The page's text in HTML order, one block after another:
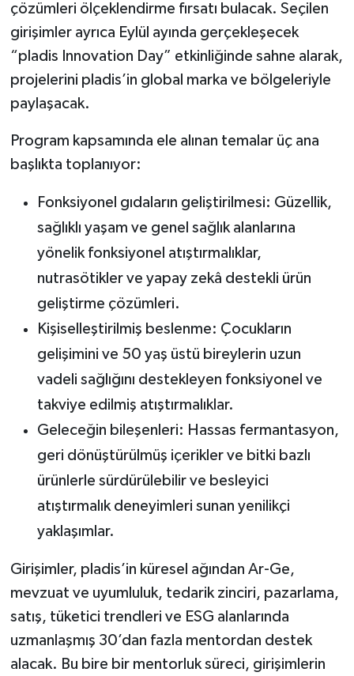
çözümleri ölçeklendirme fırsatı bulacak. Seçilen
girişimler ayrıca Eylül ayında gerçekleşecek
“pladis Innovation Day” etkinliğinde sahne alarak,
projelerini pladis’in global marka ve bölgeleriyle
paylaşacak.
Program kapsamında ele alınan temalar üç ana
başlıkta toplanıyor:
Fonksiyonel gıdaların geliştirilmesi: Güzellik,
sağlıklı yaşam ve genel sağlık alanlarına
yönelik fonksiyonel atıştırmalıklar,
nutrasötikler ve yapay zekâ destekli ürün
geliştirme çözümleri.
Kişiselleştirilmiş beslenme: Çocukların
gelişimini ve 50 yaş üstü bireylerin uzun
vadeli sağlığını destekleyen fonksiyonel ve
takviye edilmiş atıştırmalıklar.
Geleceğin bileşenleri: Hassas fermantasyon,
geri dönüştürülmüş içerikler ve bitki bazlı
ürünlerle sürdürülebilir ve besleyici
atıştırmalık deneyimleri sunan yenilikçi
yaklaşımlar.
Girişimler, pladis’in küresel ağından Ar-Ge,
mevzuat ve uyumluluk, tedarik zinciri, pazarlama,
satış, tüketici trendleri ve ESG alanlarında
uzmanlaşmış 30’dan fazla mentordan destek
alacak. Bu bire bir mentorluk süreci, girişimlerin